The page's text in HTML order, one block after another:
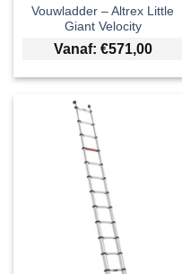
Vouwladder – Altrex Little
Giant Velocity
Vanaf: €571,00